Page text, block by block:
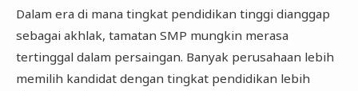
Dalam era di mana tingkat pendidikan tinggi dianggap
sebagai akhlak, tamatan SMP mungkin merasa
tertinggal dalam persaingan. Banyak perusahaan lebih
memilih kandidat dengan tingkat pendidikan lebih